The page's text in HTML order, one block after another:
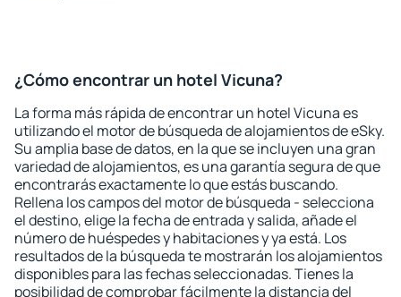
¿Cómo encontrar un hotel Vicuna?
La forma más rápida de encontrar un hotel Vicuna es
utilizando el motor de búsqueda de alojamientos de eSky.
Su amplia base de datos, en la que se incluyen una gran
variedad de alojamientos, es una garantía segura de que
encontrarás exactamente lo que estás buscando.
Rellena los campos del motor de búsqueda - selecciona
el destino, elige la fecha de entrada y salida, añade el
número de huéspedes y habitaciones y ya está. Los
resultados de la búsqueda te mostrarán los alojamientos
disponibles para las fechas seleccionadas. Tienes la
posibilidad de comprobar fácilmente la distancia del